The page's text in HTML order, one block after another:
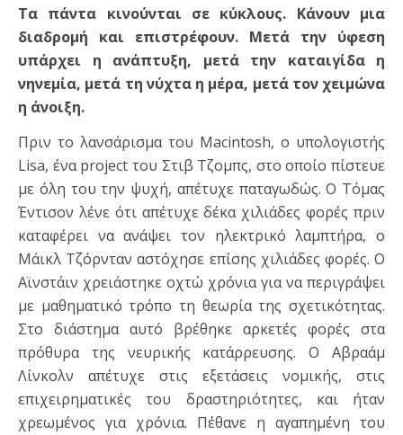
Τα πάντα κινούνται σε κύκλους. Κάνουν μια
διαδρομή και επιστρέφουν. Μετά την ύφεση
υπάρχει η ανάπτυξη, μετά την καταιγίδα η
νηνεμία, μετά τη νύχτα η μέρα, μετά τον χειμώνα
η άνοιξη.
Πριν το λανσάρισμα του Macintosh, ο υπολογιστής
Lisa, ένα project του Στιβ Τζομπς, στο οποίο πίστευε
με όλη του την ψυχή, απέτυχε παταγωδώς. Ο Τόμας
Έντισον λένε ότι απέτυχε δέκα χιλιάδες φορές πριν
καταφέρει να ανάψει τον ηλεκτρικό λαμπτήρα, ο
Μάικλ Τζόρνταν αστόχησε επίσης χιλιάδες φορές. O
Αϊνστάιν χρειάστηκε οχτώ χρόνια για να περιγράψει
με μαθηματικό τρόπο τη θεωρία της σχετικότητας.
Στο διάστημα αυτό βρέθηκε αρκετές φορές στα
πρόθυρα της νευρικής κατάρρευσης. Ο Αβραάμ
Λίνκολν απέτυχε στις εξετάσεις νομικής, στις
επιχειρηματικές του δραστηριότητες, και ήταν
χρεωμένος για χρόνια. Πέθανε η αγαπημένη του